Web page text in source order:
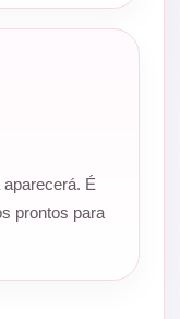
É
prontos para